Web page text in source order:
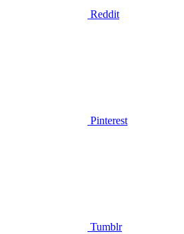
Reddit
Pinterest
Tumblr